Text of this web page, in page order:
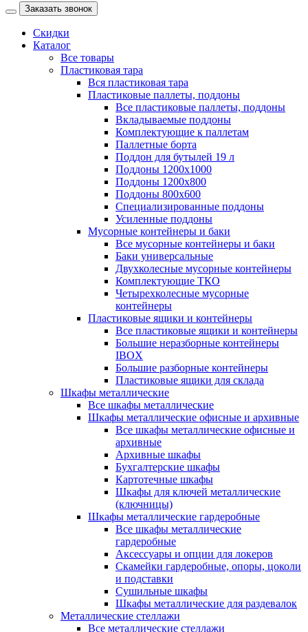
Заказать звонок
Скидки
Каталог
Все товары
Пластиковая тара
Вся пластиковая тара
Пластиковые паллеты, поддоны
Все пластиковые паллеты, поддоны
Вкладываемые поддоны
Комплектующие к паллетам
Паллетные борта
Поддон для бутылей 19 л
Поддоны 1200х1000
Поддоны 1200х800
Поддоны 800х600
Специализированные поддоны
Усиленные поддоны
Мусорные контейнеры и баки
Все мусорные контейнеры и баки
Баки универсальные
Двухколесные мусорные контейнеры
Комплектующие ТКО
Четырехколесные мусорные
контейнеры
Пластиковые ящики и контейнеры
Все пластиковые ящики и контейнеры
Большие неразборные контейнеры
IBOX
Большие разборные контейнеры
Пластиковые ящики для склада
Шкафы металлические
Все шкафы металлические
Шкафы металлические офисные и архивные
Все шкафы металлические офисные и
архивные
Архивные шкафы
Бухгалтерские шкафы
Картотечные шкафы
Шкафы для ключей металлические
(ключницы)
Шкафы металлические гардеробные
Все шкафы металлические
гардеробные
Аксессуары и опции для локеров
Скамейки гардеробные, опоры, цоколи
и подставки
Сушильные шкафы
Шкафы металлические для раздевалок
Металлические стеллажи
Все металлические стеллажи